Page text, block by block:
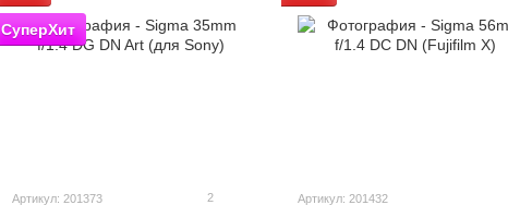
СуперХит
Артикул: 201373 2 Артикул: 201432